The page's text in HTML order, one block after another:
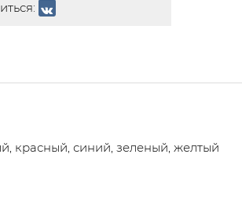
красный, синий, зеленый, желтый